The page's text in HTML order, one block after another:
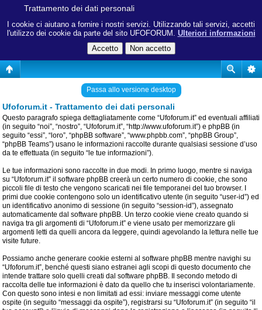
I cookie ci aiutano a fornire i nostri servizi. Utilizzando tali servizi, accetti
l'utilizzo dei cookie da parte del sito UFOFORUM. Ulteriori informazioni
Trattamento dei dati personali
Passa allo versione desktop
Ufoforum.it - Trattamento dei dati personali
Questo paragrafo spiega dettagliatamente come “Ufoforum.it” ed eventuali affiliati
(in seguito “noi”, “nostro”, “Ufoforum.it”, “http://www.ufoforum.it”) e phpBB (in
seguito “essi”, “loro”, “phpBB software”, “www.phpbb.com”, “phpBB Group”,
“phpBB Teams”) usano le informazioni raccolte durante qualsiasi sessione d’uso
da te effettuata (in seguito “le tue informazioni”).
Le tue informazioni sono raccolte in due modi. In primo luogo, mentre si naviga
su “Ufoforum.it” il software phpBB creerà un certo numero di cookie, che sono
piccoli file di testo che vengono scaricati nei file temporanei del tuo browser. I
primi due cookie contengono solo un identificativo utente (in seguito “user-id”) ed
un identificativo anonimo di sessione (in seguito “session-id”), assegnato
automaticamente dal software phpBB. Un terzo cookie viene creato quando si
naviga tra gli argomenti di “Ufoforum.it” e viene usato per memorizzare gli
argomenti letti da quelli ancora da leggere, quindi agevolando la lettura nelle tue
visite future.
Possiamo anche generare cookie esterni al software phpBB mentre navighi su
“Ufoforum.it”, benché questi siano estranei agli scopi di questo documento che
intende trattare solo quelli creati dal software phpBB. Il secondo metodo di
raccolta delle tue informazioni è dato da quello che tu inserisci volontariamente.
Con questo sono intesi e non limitati ad essi: inviare messaggi come utente
ospite (in seguito “messaggi da ospite”), registrarsi su “Ufoforum.it” (in seguito “il